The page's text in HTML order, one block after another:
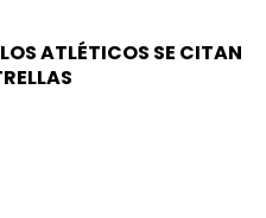
ATLÉTICOS SE CITAN